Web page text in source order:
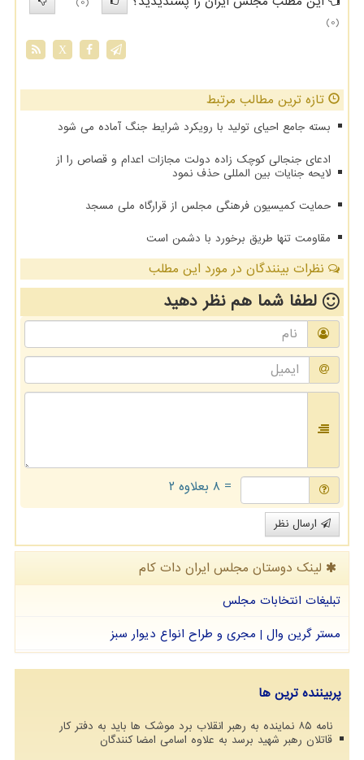
(0)
X
تازه ترین مطالب مرتبط
بسته جامع احیای تولید با رویکرد شرایط جنگ آماده می شود
ادعای جنجالی کوچک زاده دولت مجازات اعدام و قصاص را از
لایحه جنایات بین المللی حذف نمود
حمایت کمیسیون فرهنگی مجلس از قرارگاه ملی مسجد
مقاومت تنها طریق برخورد با دشمن است
نظرات بینندگان در مورد این مطلب
لطفا شما همنظر دهید
= ۸ بعلاوه ۲
ارسال نظر
لینک دوستان مجلس ایران دات كام
تبلیغات انتخابات مجلس
مستر گرین وال | مجری و طراح انواع دیوار سبز
پربیننده ترین ها
نامه ۸۵ نماینده به رهبر انقلاب برد موشک ها باید به دفتر کار
قاتلان رهبر شهید برسد به علاوه اسامی امضا کنندگان